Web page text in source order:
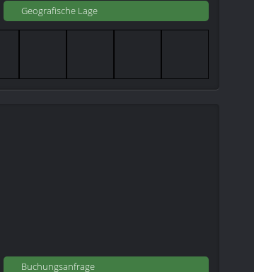
Geografische Lage
Buchungsanfrage